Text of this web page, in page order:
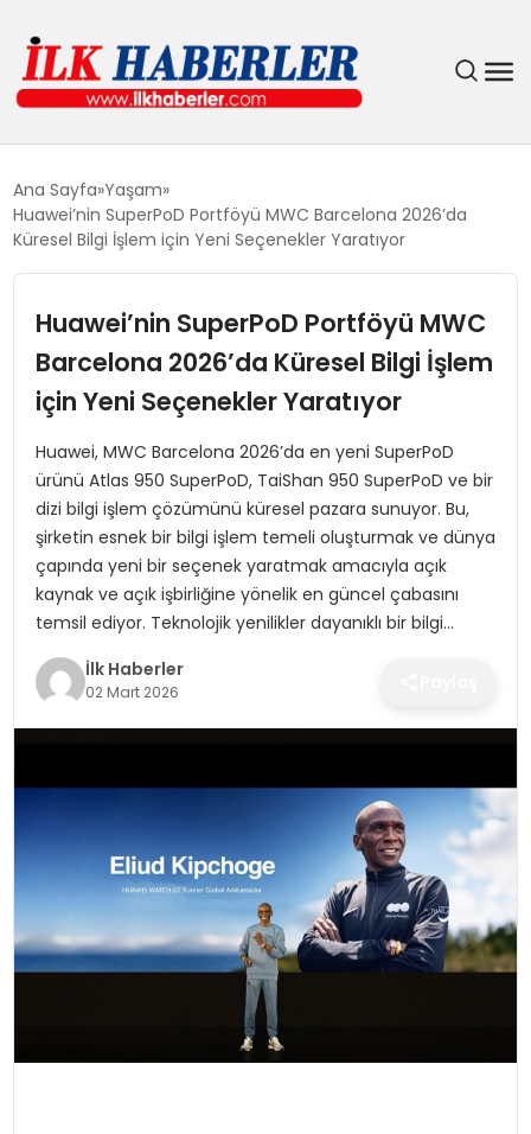
EĞITIM
GÜNDEM
MAGAZIN
SIYASET
SPOR
TEKNOLOJI
YAŞAM
Ana Sayfa Yaşam
Huawei’nin SuperPoD Portföyü MWC Barcelona 2026’da
Küresel Bilgi İşlem için Yeni Seçenekler Yaratıyor
Huawei’nin SuperPoD Portföyü MWC
Barcelona 2026’da Küresel Bilgi İşlem
için Yeni Seçenekler Yaratıyor
Huawei, MWC Barcelona 2026’da en yeni SuperPoD
ürünü Atlas 950 SuperPoD, TaiShan 950 SuperPoD ve bir
dizi bilgi işlem çözümünü küresel pazara sunuyor. Bu,
şirketin esnek bir bilgi işlem temeli oluşturmak ve dünya
çapında yeni bir seçenek yaratmak amacıyla açık
kaynak ve açık işbirliğine yönelik en güncel çabasını
temsil ediyor. Teknolojik yenilikler dayanıklı bir bilgi…
İlk Haberler
02 Mart 2026